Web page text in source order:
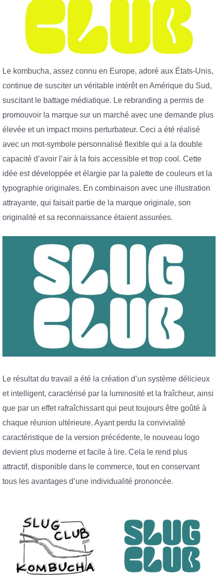
Le kombucha, assez connu en Europe, adoré aux États-Unis,
continue de susciter un véritable intérêt en Amérique du Sud,
suscitant le battage médiatique. Le rebranding a permis de
promouvoir la marque sur un marché avec une demande plus
élevée et un impact moins perturbateur. Ceci a été réalisé
avec un mot-symbole personnalisé flexible qui a la double
capacité d’avoir l’air à la fois accessible et trop cool. Cette
idée est développée et élargie par la palette de couleurs et la
typographie originales. En combinaison avec une illustration
attrayante, qui faisait partie de la marque originale, son
originalité et sa reconnaissance étaient assurées.
Le résultat du travail a été la création d’un système délicieux
et intelligent, caractérisé par la luminosité et la fraîcheur, ainsi
que par un effet rafraîchissant qui peut toujours être goûté à
chaque réunion ultérieure. Ayant perdu la convivialité
caractéristique de la version précédente, le nouveau logo
devient plus moderne et facile à lire. Cela le rend plus
attractif, disponible dans le commerce, tout en conservant
tous les avantages d’une individualité prononcée.